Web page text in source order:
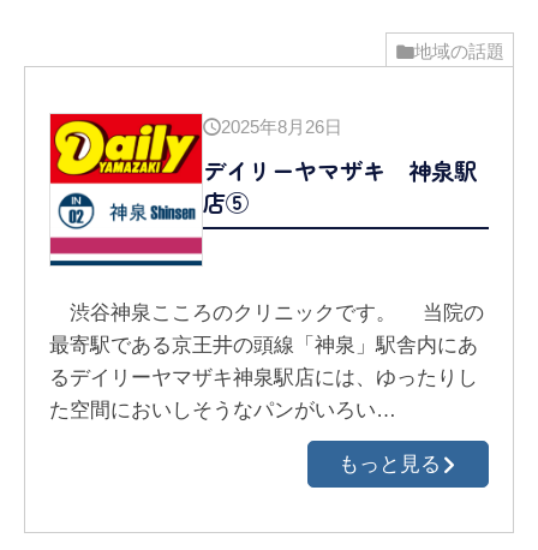
地域の話題
2025年8月26日
デイリーヤマザキ 神泉駅
店⑤
渋谷神泉こころのクリニックです。 当院の
最寄駅である京王井の頭線「神泉」駅舎内にあ
るデイリーヤマザキ神泉駅店には、ゆったりし
た空間においしそうなパンがいろい…
もっと見る